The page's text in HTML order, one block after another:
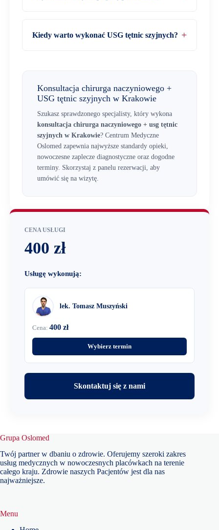
Kiedy warto wykonać USG tętnic szyjnych?
Konsultacja chirurga naczyniowego +
USG tętnic szyjnych w Krakowie
Szukasz sprawdzonego specjalisty, który wykona
konsultacja chirurga naczyniowego + usg tętnic
szyjnych w Krakowie? Centrum Medyczne
Oslomed zapewnia najwyższe standardy opieki,
nowoczesne zaplecze diagnostyczne oraz dogodne
terminy. Skorzystaj z panelu rezerwacji, aby
umówić się na wizytę.
CENA USŁUGI
400 zł
Usługę wykonują:
lek. Tomasz Muszyński
Cena: 400 zł
Wybierz termin
Skontaktuj się z nami
Grupa Oslomed
Twój partner w dbaniu o zdrowie. Oferujemy szeroki zakres
usług medycznych w nowoczesnych placówkach na terenie
całego kraju. Zdrowie naszych Pacjentów jest dla nas
najważniejsze.
Menu